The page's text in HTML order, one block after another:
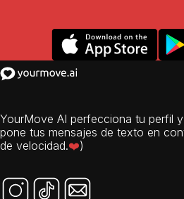
YourMove AI perfecciona tu perfil y
pone tus mensajes de texto en
de velocidad.❤️)